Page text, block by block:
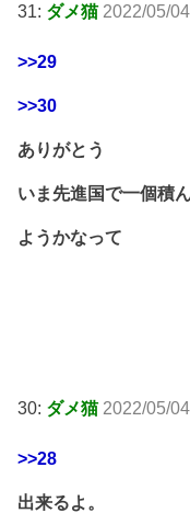
31: ダメ猫 2022/05/
>>29
>>30
ありがとう
いま先進国で一個積
ようかなって
30: ダメ猫 2022/05/
>>28
出来るよ。